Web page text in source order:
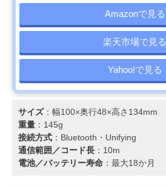
Amazonで見る
楽天市場で見る
Yahoo!で見る
サイズ：幅100×奥行48×高さ134mm
重量 ：145g
接続方式 ：Bluetooth・Unifying
通信範囲／コード長 ：10m
電池／バッテリー寿命 ：最大18か月